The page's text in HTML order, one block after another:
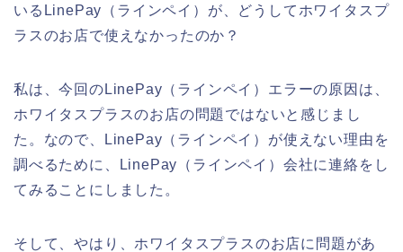
いるLinePay（ラインペイ）が、どうしてホワイタスプ
ラスのお店で使えなかったのか？
私は、今回のLinePay（ラインペイ）エラーの原因は、
ホワイタスプラスのお店の問題ではないと感じまし
た。なので、LinePay（ラインペイ）が使えない理由を
調べるために、LinePay（ラインペイ）会社に連絡をし
てみることにしました。
そして、やはり、ホワイタスプラスのお店に問題があ